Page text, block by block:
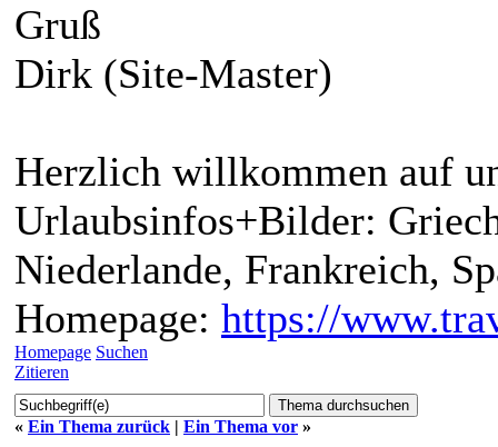
Gruß
Dirk (Site-Master)
Herzlich willkommen auf
Urlaubsinfos+Bilder:
Niederlande, Frankreich,
Homepage: https://
Homepage Suchen
Zitieren
« Ein Thema zurück | Ein Thema vor »